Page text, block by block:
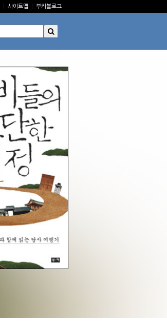
사이트맵 부키블로그